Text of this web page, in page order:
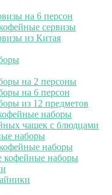
на 6 персон
сервизы
из Китая
на 2 персоны
на 6 персон
из 12 предметов
наборы
чашек с блюдцами
наборы
наборы
кофейные наборы